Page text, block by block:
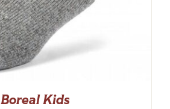
Boreal Kids